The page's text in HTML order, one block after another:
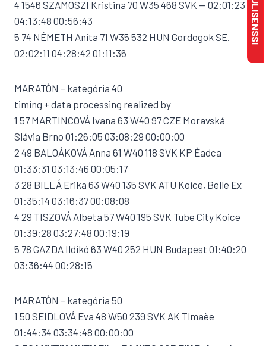
4 1546 SZAMOSZI Kristina 70 W35 468 SVK — 02:01:23
04:13:48 00:56:43
5 74 NÉMETH Anita 71 W35 532 HUN Gordogok SE.
02:02:11 04:28:42 01:11:36
MARATÓN – kategória 40
timing + data processing realized by
1 57 MARTINCOVÁ Ivana 63 W40 97 CZE Moravská
Slávia Brno 01:26:05 03:08:29 00:00:00
2 49 BALOÁKOVÁ Anna 61 W40 118 SVK KP Èadca
01:33:31 03:13:46 00:05:17
3 28 BILLÁ Erika 63 W40 135 SVK ATU Koice, Belle Ex
01:35:14 03:16:37 00:08:08
4 29 TISZOVÁ Albeta 57 W40 195 SVK Tube City Koice
01:39:28 03:27:48 00:19:19
5 78 GAZDA Ildikó 63 W40 252 HUN Budapest 01:40:20
03:36:44 00:28:15
MARATÓN – kategória 50
1 50 SEIDLOVÁ Eva 48 W50 239 SVK AK Tlmaèe
01:44:34 03:34:48 00:00:00